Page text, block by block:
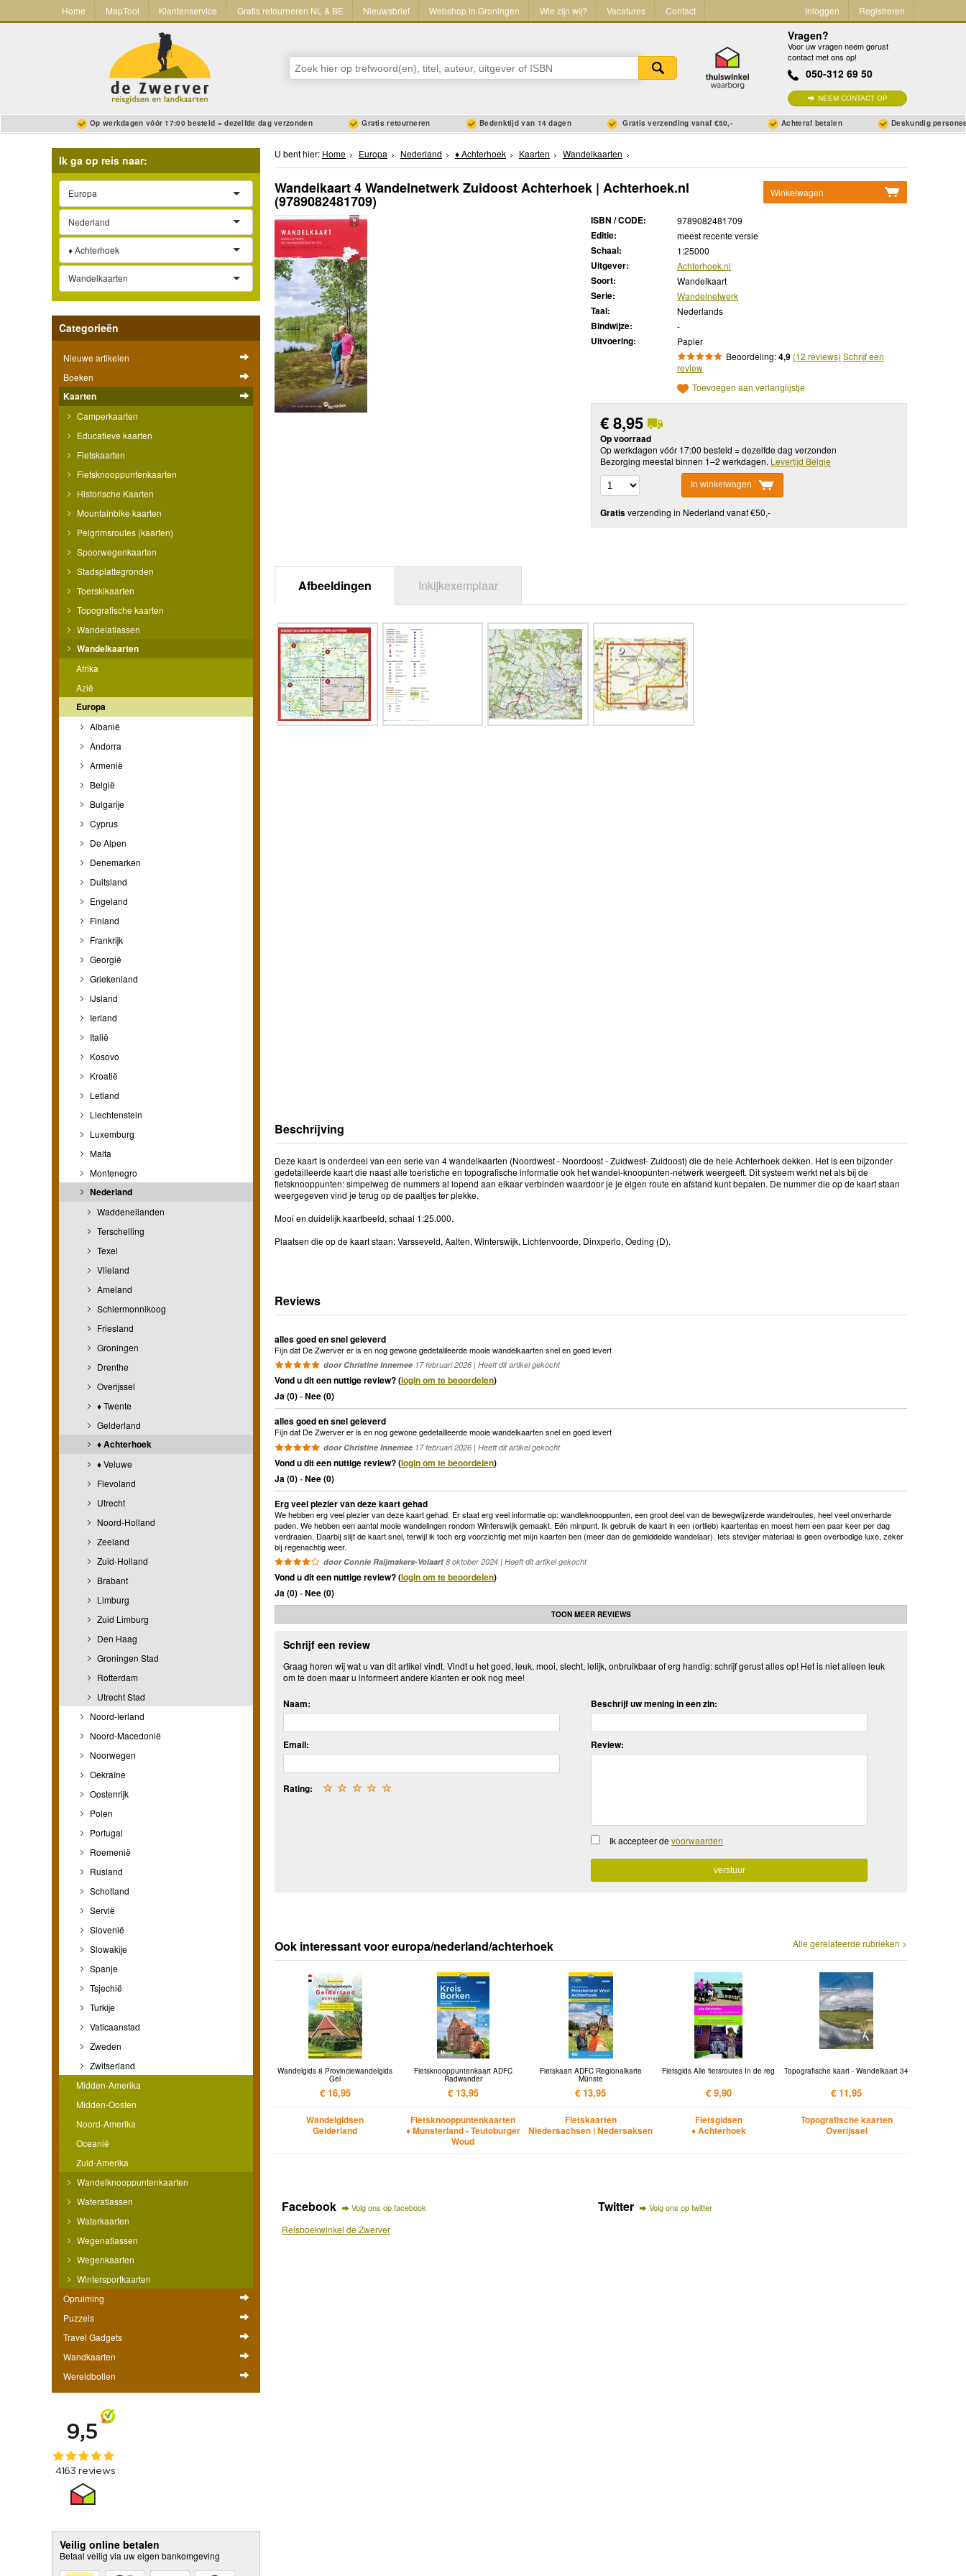
Home MapTool Klantenservice Gratis retourneren NL & BE Nieuwsbrief Webshop in Groningen Wie zijn wij? Vacatures Contact Inloggen Registreren
Vragen?
Voor uw vragen neem gerust
contact met ons op!
050-312 69 50
NEEM CONTACT OP
Op werkdagen vóór 17:00 besteld = dezelfde dag verzonden Gratis retourneren Bedenktijd van 14 dagen Gratis verzending vanaf €50,- Achteraf betalen Deskundig
Ik ga op reis naar:
Europa
Nederland
♦ Achterhoek
Wandelkaarten
Categorieën
Nieuwe artikelen
Boeken
Kaarten
Camperkaarten
Educatieve kaarten
Fietskaarten
Fietsknooppuntenkaarten
Historische Kaarten
Mountainbike kaarten
Pelgrimsroutes (kaarten)
Spoorwegenkaarten
Stadsplattegronden
Toerskikaarten
Topografische kaarten
Wandelatlassen
Wandelkaarten
Afrika
Azië
Europa
Albanië
Andorra
Armenië
België
Bulgarije
Cyprus
De Alpen
Denemarken
Duitsland
Engeland
Finland
Frankrijk
Georgië
Griekenland
IJsland
Ierland
Italië
Kosovo
Kroatië
Letland
Liechtenstein
Luxemburg
Malta
Montenegro
Nederland
Waddeneilanden
Terschelling
Texel
Vlieland
Ameland
Schiermonnikoog
Friesland
Groningen
Drenthe
Overijssel
♦ Twente
Gelderland
♦ Achterhoek
♦ Veluwe
Flevoland
Utrecht
Noord-Holland
Zeeland
Zuid-Holland
Brabant
Limburg
Zuid Limburg
Den Haag
Groningen Stad
Rotterdam
Utrecht Stad
Noord-Ierland
Noord-Macedonië
Noorwegen
Oekraïne
Oostenrijk
Polen
Portugal
Roemenië
Rusland
Schotland
Servië
Slovenië
Slowakije
Spanje
Tsjechië
Turkije
Vaticaanstad
Zweden
Zwitserland
Midden-Amerika
Midden-Oosten
Noord-Amerika
Oceanië
Zuid-Amerika
Wandelknooppuntenkaarten
Wateratlassen
Waterkaarten
Wegenatlassen
Wegenkaarten
Wintersportkaarten
Opruiming
Puzzels
Travel Gadgets
Wandkaarten
Wereldbollen
Veilig online betalen
Betaal veilig via uw eigen bankomgeving
U bent hier: Home Europa Nederland ♦ Achterhoek Kaarten Wandelkaarten
Winkelwagen
Wandelkaart 4 Wandelnetwerk Zuidoost Achterhoek | Achterhoek.nl
(9789082481709)
ISBN / CODE: 9789082481709
Editie: meest recente versie
Schaal: 1:25000
Uitgever: Achterhoek.nl
Soort: Wandelkaart
Serie: Wandelnetwerk
Taal: Nederlands
Bindwijze: -
Uitvoering:
Papier
Beoordeling:4,9 (12 reviews) Schrijf een
review
Toevoegen aan verlanglijstje
€8,95
Op voorraad
Op werkdagen vóór 17:00 besteld = dezelfde dag verzonden
Bezorging meestal binnen 1–2 werkdagen. Levertijd Belgie
In winkelwagen
Gratisverzending in Nederland vanaf €50,-
Afbeeldingen Inkijkexemplaar
Beschrijving
Deze kaart is onderdeel van een serie van 4 wandelkaarten (Noordwest - Noordoost - Zuidwest- Zuidoost) die de hele Achterhoek dekken. Het is een bijzonder
gedetailleerde kaart die naast alle toeristiche en topografische informatie ook het wandel-knoopunten-netwerk weergeeft. Dit systeem werkt net als bij de
fietsknooppunten: simpelweg de nummers al lopend aan elkaar verbinden waardoor je je eigen route en afstand kunt bepalen. De nummer die op de kaart staan
weergegeven vind je terug op de paaltjes ter plekke.
Mooi en duidelijk kaartbeeld, schaal 1:25.000.
Plaatsen die op de kaart staan: Varsseveld, Aalten, Winterswijk, Lichtenvoorde, Dinxperlo, Oeding (D).
Reviews
alles goed en snel geleverd
Fijn dat De Zwerver er is en nog gewone gedetailleerde mooie wandelkaarten snel en goed levert
door Christine Innemee 17 februari 2026 | Heeft dit artikel gekocht
Vond u dit een nuttige review? (login om te beoordelen)
Ja (0)-Nee (0)
alles goed en snel geleverd
Fijn dat De Zwerver er is en nog gewone gedetailleerde mooie wandelkaarten snel en goed levert
door Christine Innemee 17 februari 2026 | Heeft dit artikel gekocht
Vond u dit een nuttige review? (login om te beoordelen)
Ja (0)-Nee (0)
Erg veel plezier van deze kaart gehad
We hebben erg veel plezier van deze kaart gehad. Er staat erg veel informatie op: wandleknooppunten, een groot deel van de bewegwijzerde wandelroutes, heel veel onverharde
paden. We hebben een aantal mooie wandelingen rondom Winterswijk gemaakt. Eén minpunt. Ik gebruik de kaart in een (ortlieb) kaartentas en moest hem een paar keer per dag
verdraaien. Daarbij slijt de kaart snel, terwijl ik toch erg voorzichtig met mijn kaarten ben (meer dan de gemiddelde wandelaar). Iets steviger materiaal is geen overbodige luxe, zeker
bij regenachtig weer.
door Connie Raijmakers-Volaart 8 oktober 2024 | Heeft dit artikel gekocht
Vond u dit een nuttige review? (login om te beoordelen)
Ja (0)-Nee (0)
TOON MEER REVIEWS
Schrijf een review
Graag horen wij wat u van dit artikel vindt. Vindt u het goed, leuk, mooi, slecht, lelijk, onbruikbaar of erg handig: schrijf gerust alles op! Het is niet alleen leuk
om te doen maar u informeert andere klanten er ook nog mee!
Naam:
Email:
Rating: ☆
☆
☆
☆
☆
Beschrijf uw mening in een zin:
Review:
Ik accepteer devoorwaarden
Alle gerelateerde rubrieken >
Ook interessant voor europa/nederland/achterhoek
Wandelgids 8 Provinciewandelgids
Gel
€ 16,95
Wandelgidsen
Gelderland
Fietsknooppuntenkaart ADFC
Radwander
€ 13,95
Fietsknooppuntenkaarten
♦ Munsterland - Teutoburger
Woud
Fietskaart ADFC Regionalkarte
Münste
€ 13,95
Fietskaarten
Niedersachsen | Nedersaksen
Fietsgids Alle fietsroutes In de reg
€ 9,90
Fietsgidsen
♦ Achterhoek
Topografische kaart - Wandelkaart 34
€ 11,95
Topografische kaarten
Overijssel
Facebook Volg ons op facebook
Reisboekwinkel de Zwerver
Twitter Volg ons op twitter